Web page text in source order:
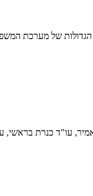
של מערכת
עו"ד כנרת